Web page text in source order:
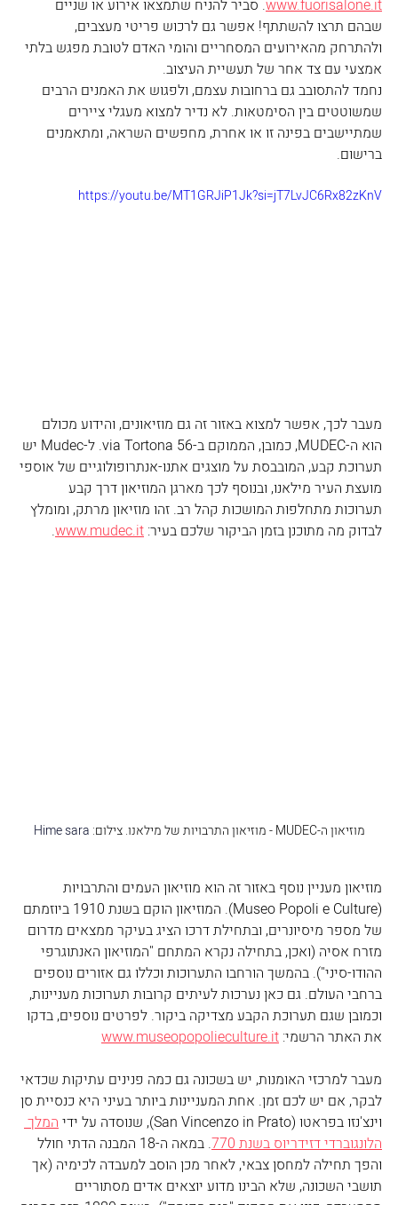
www.fuorisalone.it. סביר להניח שתמצאו אירוע או שניים
שבהם תרצו להשתתף! אפשר גם לרכוש פריטי מעצבים,
ולהתרחק מהאירועים המסחריים והומי האדם לטובת מפגש בלתי
אמצעי עם צד אחר של תעשיית העיצוב.
נחמד להתסובב גם ברחובות עצמם, ולפגוש את האמנים הרבים
שמשוטטים בין הסימטאות. לא נדיר למצוא מעגלי ציירים
שמתיישבים בפינה זו או אחרת, מחפשים השראה, ומתאמנים
ברישום.
https://youtu.be/MT1GRJiP1Jk?si=jT7LvJC6Rx82zKnV
מעבר לכך, אפשר למצוא באזור זה גם מוזיאונים, והידוע מכולם
הוא ה-MUDEC, כמובן, הממוקם ב-via Tortona 56. ל-Mudec יש
תערוכת קבע, המובבסת על מוצגים אתנו-אנתרופולוגיים של אוספי
מועצת העיר מילאנו, ובנוסף לכך מארגן המוזיאון דרך קבע
תערוכות מתחלפות המושכות קהל רב. זהו מוזיאון מרתק, ומומלץ
לבדוק מה מתוכנן בזמן הביקור שלכם בעיר: www.mudec.it
.
מוזיאון ה-MUDEC - מוזיאון התרבויות של מילאנו. צילום: Hime sara
מוזיאון מעניין נוסף באזור זה הוא מוזיאון העמים והתרבויות
(Museo Popoli e Culture). המוזיאון הוקם בשנת 1910 ביוזמתם
של מספר מיסיונרים, ובתחילת דרכו הציג בעיקר ממצאים מדרום
מזרח אסיה (ואכן, בתחילה נקרא המתחם "המוזיאון האנתוגרפי
ההודו-סיני"). בהמשך הורחבו התערוכות וכללו גם אזורים נוספים
ברחבי העולם. גם כאן נערכות לעיתים קרובות תערוכות מעניינות,
וכמובן שגם תערוכת הקבע מצדיקה ביקור. לפרטים נוספים, בדקו
את האתר הרשמי: www.museopopolieculture.it
מעבר למרכזי האומנות, יש בשכונה גם כמה פנינים עתיקות שכדאי
לבקר, אם יש לכם זמן. אחת המעניינות ביותר בעיני היא כנסיית סן
וינצ'נזו בפראטו (San Vincenzo in Prato), שנוסדה על ידי
המלך
הלונגוברדי דזידריוסבשנת 770
. במאה ה-18 המבנה הדתי חולל
והפך תחילה למחסן צבאי, לאחר מכן הוסב למעבדה לכימיה (אך
תושבי השכונה, שלא הבינו מדוע יוצאים אדים מסתוריים